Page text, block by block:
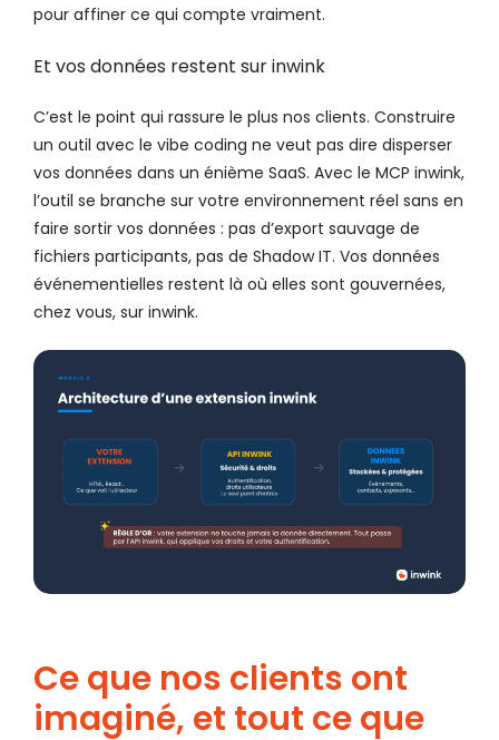
pour affiner ce qui compte vraiment.
Et vos données restent sur inwink
C’est le point qui rassure le plus nos clients. Construire
un outil avec le vibe coding ne veut pas dire disperser
vos données dans un énième SaaS. Avec le MCP inwink,
l’outil se branche sur votre environnement réel sans en
faire sortir vos données : pas d’export sauvage de
fichiers participants, pas de Shadow IT. Vos données
événementielles restent là où elles sont gouvernées,
chez vous, sur inwink.
Ce que nos clients ont
imaginé, et tout ce que